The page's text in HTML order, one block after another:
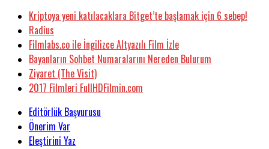
Kriptoya yeni katılacaklara Bitget’te başlamak için 6 sebep!
Radius
Filmlabs.co ile İngilizce Altyazılı Film İzle
Bayanların Sohbet Numaralarını Nereden Bulurum
Ziyaret (The Visit)
2017 Filmleri FullHDFilmin.com
Editörlük Başvurusu
Önerim Var
Eleştirini Yaz